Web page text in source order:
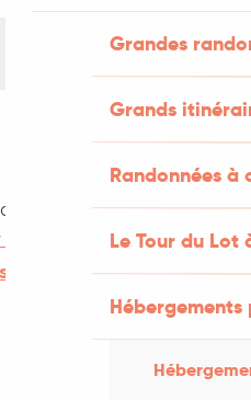
Grandes
Grands
Randonnées
Le Tour du Lot
46090 Espère
rendre
en train !